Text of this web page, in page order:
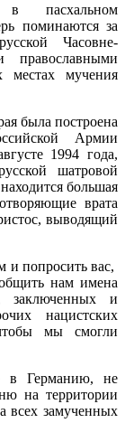
в пасхальном
поминаются за
Часовне-
мучения
была построена
Армии
1994 года,
шатровой
большая
врата
выводящий
и попросить вас,
нам имена
заключенных и
нацистских
мы смогли
в Германию, не
на территории
всех замученных